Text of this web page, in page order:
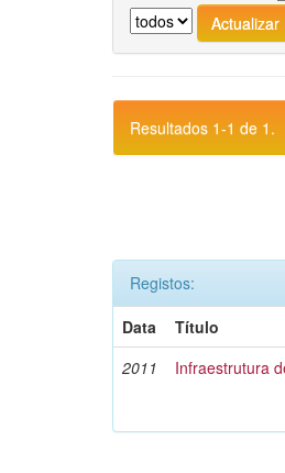
Resultados 1-1 de 1.
Registos:
Data
Título
2011
Infraestrutura